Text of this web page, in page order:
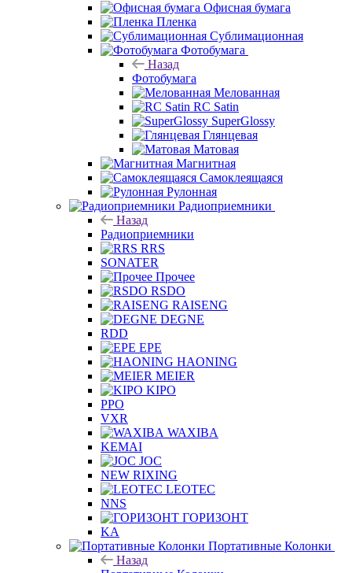
Офисная бумага
Пленка
Сублимационная
Фотобумага
Назад
Фотобумага
Мелованная
RC Satin
SuperGlossy
Глянцевая
Матовая
Магнитная
Самоклеящаяся
Рулонная
Радиоприемники
Назад
Радиоприемники
RRS
SONATER
Прочее
RSDO
RAISENG
DEGNE
RDD
EPE
HAONING
MEIER
KIPO
PPO
VXR
WAXIBA
KEMAI
JOC
NEW RIXING
LEOTEC
NNS
ГОРИЗОНТ
KA
Портативные Колонки
Назад